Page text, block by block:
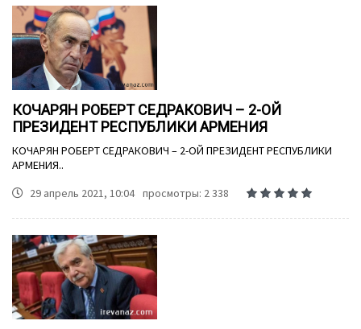
КОЧАРЯН РОБЕРТ СЕДРАКОВИЧ – 2-ОЙ
ПРЕЗИДЕНТ РЕСПУБЛИКИ АРМЕНИЯ
КОЧАРЯН РОБЕРТ СЕДРАКОВИЧ – 2-ОЙ ПРЕЗИДЕНТ РЕСПУБЛИКИ
АРМЕНИЯ..
29 апрель 2021, 10:04 просмотры: 2 338